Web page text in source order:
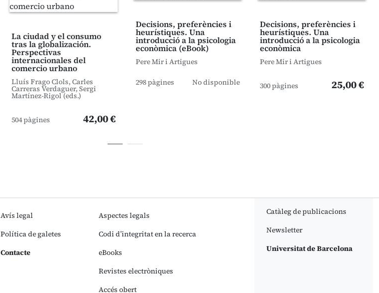
La ciudad y el consumo
tras la globalización.
Perspectivas
internacionales del
comercio urbano
Lluís Frago Clols, Carles
Carreras Verdaguer, Sergi
Martínez-Rigol (eds.)
504 pàgines 42,00 €
Decisions, preferències i
heurístiques. Una
introducció a la psicologia
econòmica (eBook)
Pere Mir i Artigues
298 pàgines No disponible
Decisions, preferències i
heurístiques. Una
introducció a la psicologia
econòmica
Pere Mir i Artigues
300 pàgines 25,00 €
Avís legal
Política de galetes
Contacte
Aspectes legals
Codi d’integritat en la recerca
eBooks
Revistes electròniques
Accés obert
Catàleg de publicacions
Newsletter
Universitat de Barcelona